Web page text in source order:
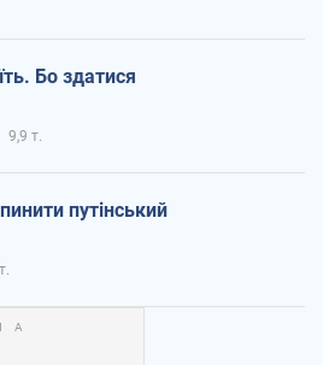
Бо здатися
9,9 т.
путінський